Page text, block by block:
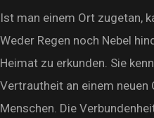
Ist man einem Ort zugetan,
Weder Regen noch Nebel
Heimat zu erkunden. Sie
Vertrautheit an einem neuen
Menschen. Die